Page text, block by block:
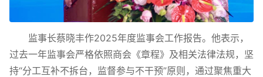
监事长蔡晓丰作2025年度监事会工作报告。他表示，
过去一年监事会严格依照商会《章程》及相关法律法规，坚
持“分工互补不拆台，监督参与不干预”原则，通过聚焦重大